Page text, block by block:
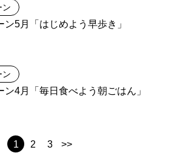
ン
5月「はじめよう早歩き」
ン
4月「毎日食べよう朝ごはん」
1 2 3 >>